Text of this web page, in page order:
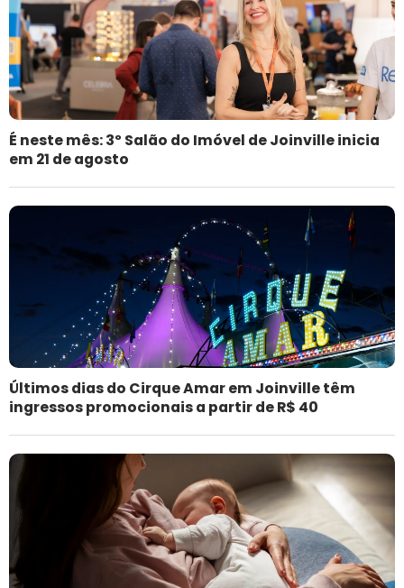
É neste mês: 3º Salão do Imóvel de Joinville inicia
em 21 de agosto
Últimos dias do Cirque Amar em Joinville têm
ingressos promocionais a partir de R$ 40